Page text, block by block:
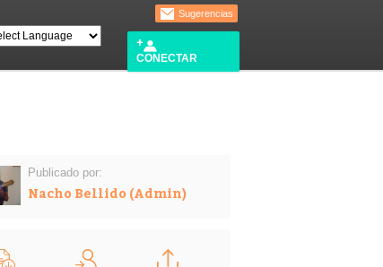
Sugerencias
CONECTAR
Publicado por:
Nacho Bellido (Admin)